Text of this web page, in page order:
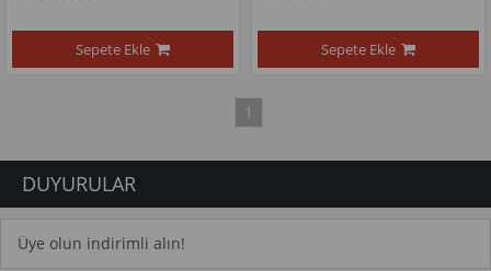
Sepete Ekle Sepete Ekle
1
DUYURULAR
Üye olun indirimli alın!